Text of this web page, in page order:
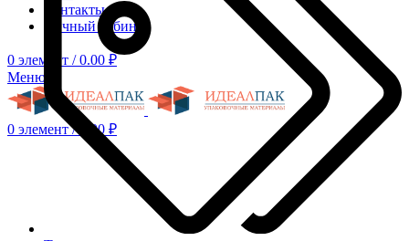
Контакты
Личный кабинет
0 элемент / 0.00 ₽
Меню
0 элемент / 0.00 ₽